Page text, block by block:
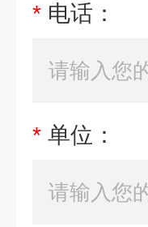
* 电话：
* 单位：